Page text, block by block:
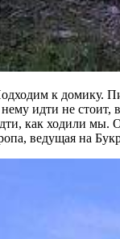
к домику.
идти не стоит,
как ходили мы.
ведущая на